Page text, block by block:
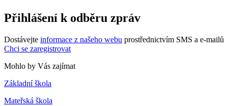
Přihlášení k odběru zpráv
Dostávejte informace z našeho webu prostřednictvím SMS a e-mailů
Chci se zaregistrovat
Mohlo by Vás zajímat
Základní škola
Mateřská škola